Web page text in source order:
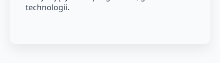
technologii.